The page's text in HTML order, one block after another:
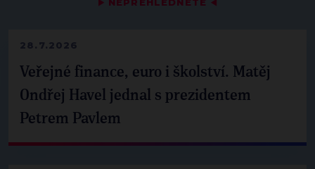
28.7.2026
Veřejné finance, euro i školství. Matěj
Ondřej Havel jednal s prezidentem
Petrem Pavlem